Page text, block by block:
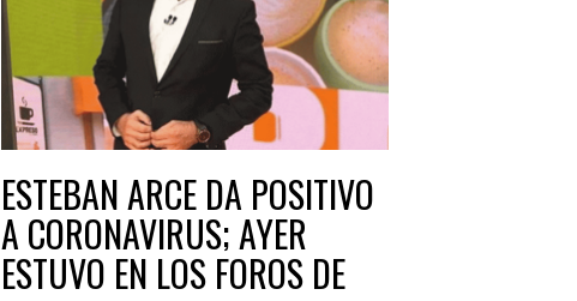
ESTEBAN ARCE DA POSITIVO
A CORONAVIRUS; AYER
ESTUVO EN LOS FOROS DE